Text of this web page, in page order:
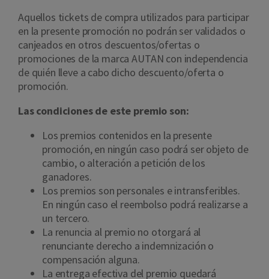
Aquellos tickets de compra utilizados para participar
en la presente promoción no podrán ser validados o
canjeados en otros descuentos/ofertas o
promociones de la marca AUTAN con independencia
de quién lleve a cabo dicho descuento/oferta o
promoción.
Las condiciones de este premio son:
Los premios contenidos en la presente
promoción, en ningún caso podrá ser objeto de
cambio, o alteración a petición de los
ganadores.
Los premios son personales e intransferibles.
En ningún caso el reembolso podrá realizarse a
un tercero.
La renuncia al premio no otorgará al
renunciante derecho a indemnización o
compensación alguna.
La entrega efectiva del premio quedará